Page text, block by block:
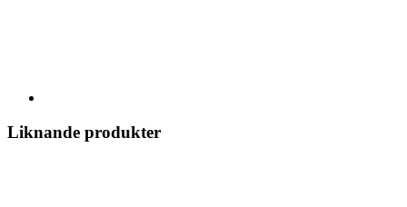
Liknande produkter